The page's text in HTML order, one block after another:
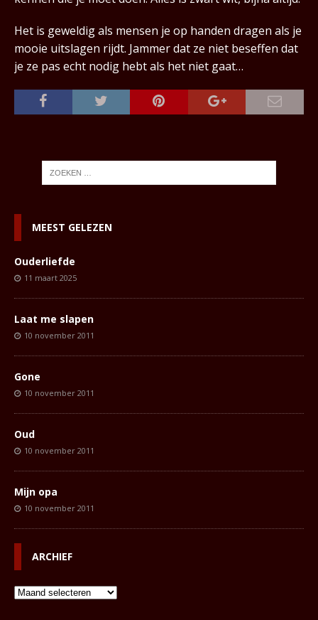
Het is geweldig als mensen je op handen dragen als je
mooie uitslagen rijdt. Jammer dat ze niet beseffen dat
je ze pas echt nodig hebt als het niet gaat…
MEEST GELEZEN
Ouderliefde
11 maart 2025
Laat me slapen
10 november 2011
Gone
10 november 2011
Oud
10 november 2011
Mijn opa
10 november 2011
ARCHIEF
Archief